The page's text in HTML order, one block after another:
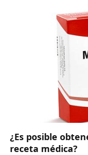
¿Es posible
receta médica?